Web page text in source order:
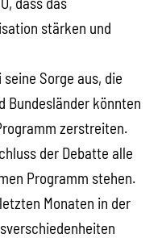
stärken und
Sorge aus, die
Bundesländer könnten
zerstreiten.
der Debatte alle
Programm stehen.
Monaten in der